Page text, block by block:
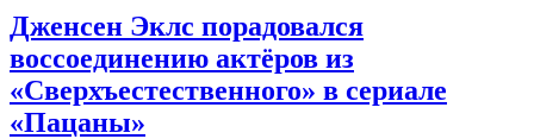
Дженсен Эклс порадовался
воссоединению актёров из
«Сверхъестественного» в сериале
«Пацаны»